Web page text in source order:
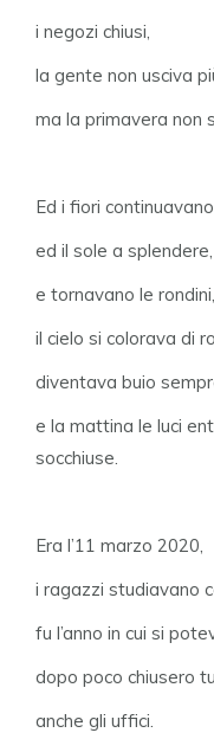
i negozi chiusi,
la gente non usciva
ma la primavera non
Ed i fiori
ed il sole a splendere,
e tornavano le rondini,
il cielo si colorava di
diventava buio
e la mattina le luci
socchiuse.
Era l’11 marzo 2020,
i ragazzi studiavano
fu l’anno in cui si
dopo poco chiusero
anche gli uffici.